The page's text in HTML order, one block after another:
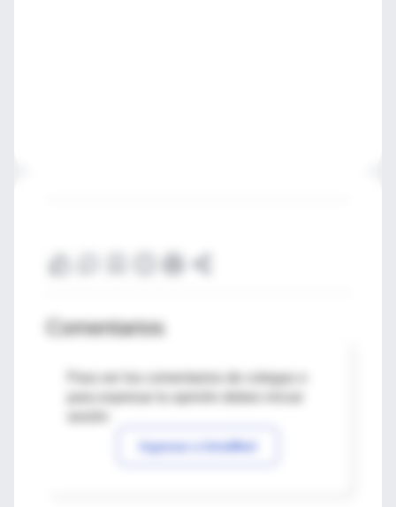
Comentarios
Para ver los comentarios de colegas o
Ingresar a IntraMed